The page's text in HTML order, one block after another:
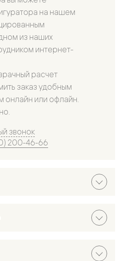
на нашем
из наших
интернет-
расчет
заказ удобным
онлайн или офлайн.
звонок
200-46-66